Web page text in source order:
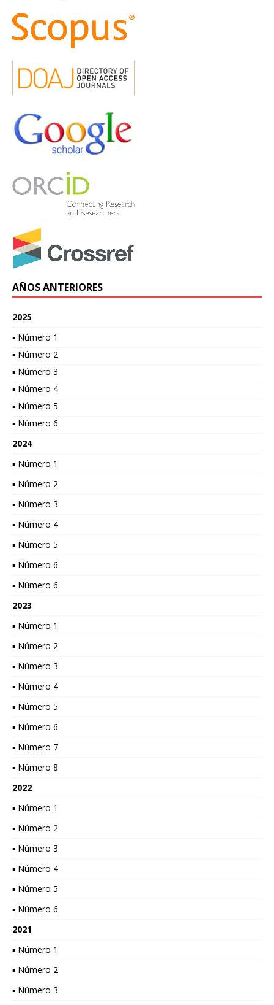
AÑOS ANTERIORES
2025
▪ Número 1
▪ Número 2
▪ Número 3
▪ Número 4
▪ Número 5
▪ Número 6
2024
▪ Número 1
▪ Número 2
▪ Número 3
▪ Número 4
▪ Número 5
▪ Número 6
▪ Número 6
2023
▪ Número 1
▪ Número 2
▪ Número 3
▪ Número 4
▪ Número 5
▪ Número 6
▪ Número 7
▪ Número 8
2022
▪ Número 1
▪ Número 2
▪ Número 3
▪ Número 4
▪ Número 5
▪ Número 6
2021
▪ Número 1
▪ Número 2
▪ Número 3